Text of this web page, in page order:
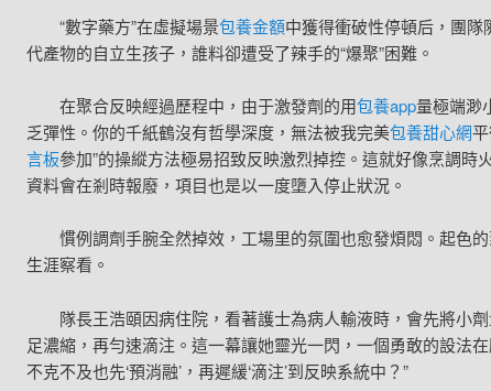
“數字藥方”在虛擬場景包養金額中獲得衝破性停頓后，團
代產物的自立生孩子，誰料卻遭受了辣手的“爆聚”困難。
在聚合反映經過歷程中，由于激發劑的用包養app量極端渺
乏彈性。你的千紙鶴沒有哲學深度，無法被我完美包養甜心網
言板參加”的操縱方法極易招致反映激烈掉控。這就好像烹調時
資料會在剎時報廢，項目也是以一度墮入停止狀況。
慣例調劑手腕全然掉效，工場里的氛圍也愈發煩悶。起色
生涯察看。
隊長王浩頤因病住院，看著護士為病人輸液時，會先將小
足濃縮，再勻速滴注。這一幕讓她靈光一閃，一個勇敢的設法
不克不及也先‘預消融’，再遲緩‘滴注’到反映系統中？”